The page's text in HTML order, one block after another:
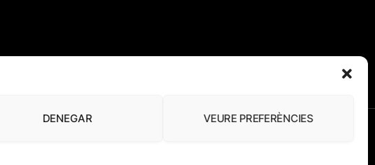
DENEGAR VEURE PREFERÈNCIES